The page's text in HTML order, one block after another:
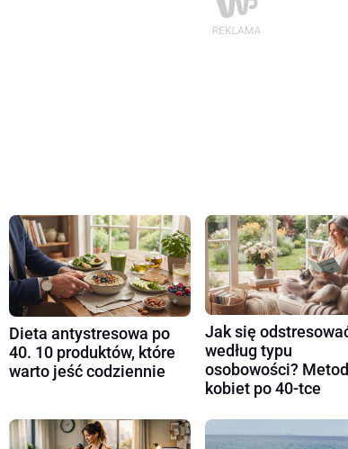
Dieta antystresowa po
40. 10 produktów, które
warto jeść codziennie
Jak się
według typu
osobowości?
kobiet po 40-tce